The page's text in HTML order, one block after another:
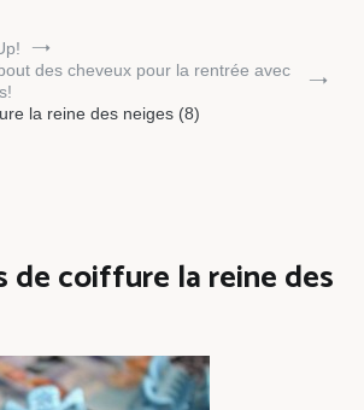
des cheveux pour la rentrée avec
la reine des neiges (8)
de coiffure la reine des